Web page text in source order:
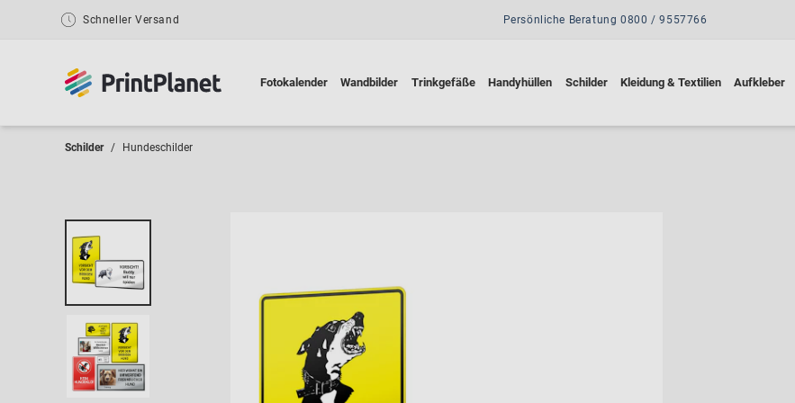
Schneller Versand
Fotokalender Wandbilder Trinkgefäße Handyhüllen Schilder Kleidung & Textilien Aufkleber
Persönliche Beratung 0800 / 9557766
Schilder Hundeschilder